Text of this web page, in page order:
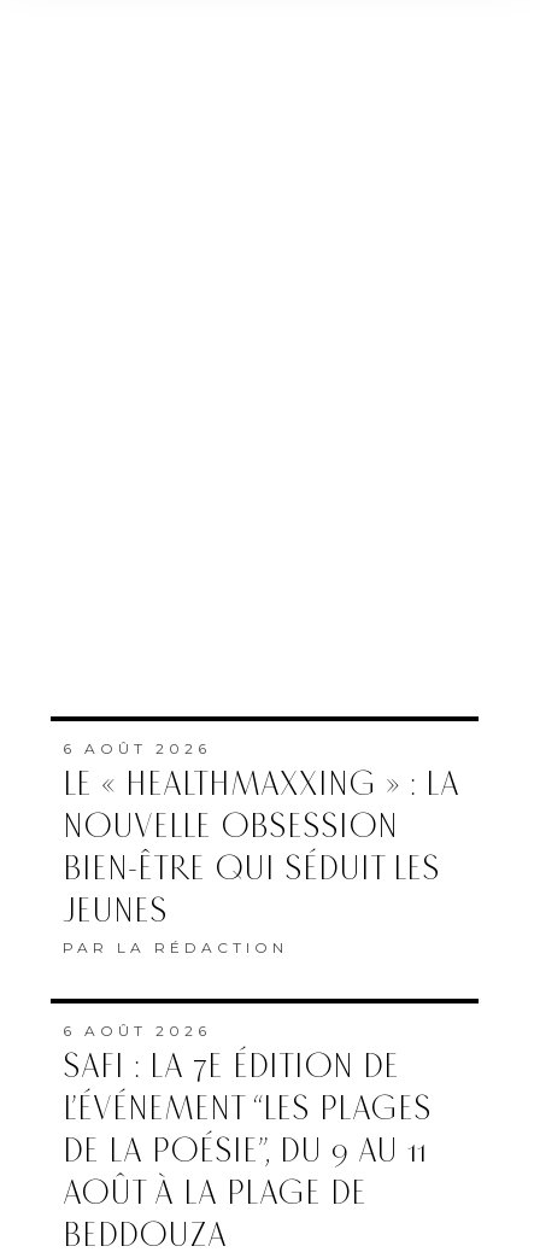
6 AOÛT 2026
LE « HEALTHMAXXING » : LA
NOUVELLE OBSESSION
BIEN-ÊTRE QUI SÉDUIT LES
JEUNES
PAR LA RÉDACTION
6 AOÛT 2026
SAFI : LA 7E ÉDITION DE
L’ÉVÉNEMENT “LES PLAGES
DE LA POÉSIE”, DU 9 AU 11
AOÛT À LA PLAGE DE
BEDDOUZA